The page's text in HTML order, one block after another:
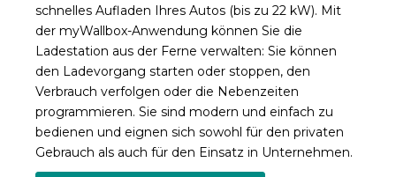
schnelles Aufladen Ihres Autos (bis zu 22 kW). Mit
der myWallbox-Anwendung können Sie die
Ladestation aus der Ferne verwalten: Sie können
den Ladevorgang starten oder stoppen, den
Verbrauch verfolgen oder die Nebenzeiten
programmieren. Sie sind modern und einfach zu
bedienen und eignen sich sowohl für den privaten
Gebrauch als auch für den Einsatz in Unternehmen.